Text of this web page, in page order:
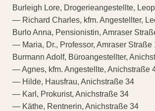
Burleigh Lore, Drogerieangestellte,
— Richard Charles, kfm. Angestellter,
Burlo Anna, Pensionistin, Amraser
— Maria, Dr., Professor, Amraser Straße
Burmann Adolf, Büroangestellter,
— Agnes, kfm. Angestellte, Anichstraße
— Hilde, Hausfrau, Anichstraße 34
— Karl, Prokurist, Anichstraße 34
— Käthe, Rentnerin, Anichstraße 34